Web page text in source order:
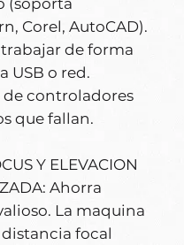
Corel, AutoCAD).
de forma
USB o red.
de controladores
que fallan.
Y ELEVACION
Ahorra
La maquina
focal